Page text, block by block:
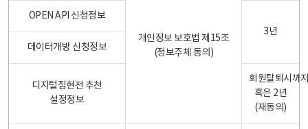
개인정보 보호법 제15조
(정보주체 동의)
OPEN API 신청정보
3년
데이터개방 신청정보
디지털집현전 추천
설정정보
회원탈퇴시까
혹은 2년
(재동의)